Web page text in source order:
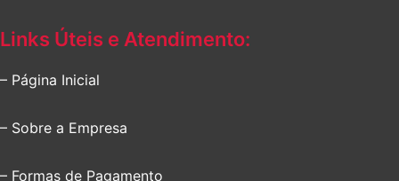
Links Úteis e Atendimento:
– Página Inicial
– Sobre a Empresa
– Formas de Pagamento